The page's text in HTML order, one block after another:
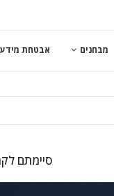
מבחנים אבטחת מידע
סיימתם